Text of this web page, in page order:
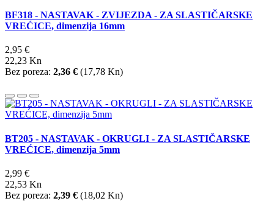
BF318 - NASTAVAK - ZVIJEZDA - ZA SLASTIČARSKE
VREĆICE, dimenzija 16mm
2,95 €
22,23 Kn
Bez poreza: 2,36 € (17,78 Kn)
BT205 - NASTAVAK - OKRUGLI - ZA SLASTIČARSKE
VREĆICE, dimenzija 5mm
2,99 €
22,53 Kn
Bez poreza: 2,39 € (18,02 Kn)